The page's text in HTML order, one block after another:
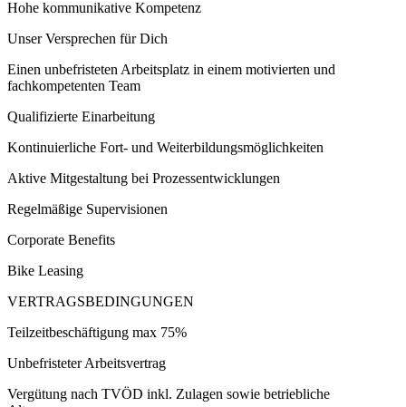
Hohe kommunikative Kompetenz
Unser Versprechen für Dich
Einen unbefristeten Arbeitsplatz in einem motivierten und
fachkompetenten Team
Qualifizierte Einarbeitung
Kontinuierliche Fort- und Weiterbildungsmöglichkeiten
Aktive Mitgestaltung bei Prozessentwicklungen
Regelmäßige Supervisionen
Corporate Benefits
Bike Leasing
VERTRAGSBEDINGUNGEN
Teilzeitbeschäftigung max 75%
Unbefristeter Arbeitsvertrag
Vergütung nach TVÖD inkl. Zulagen sowie betriebliche